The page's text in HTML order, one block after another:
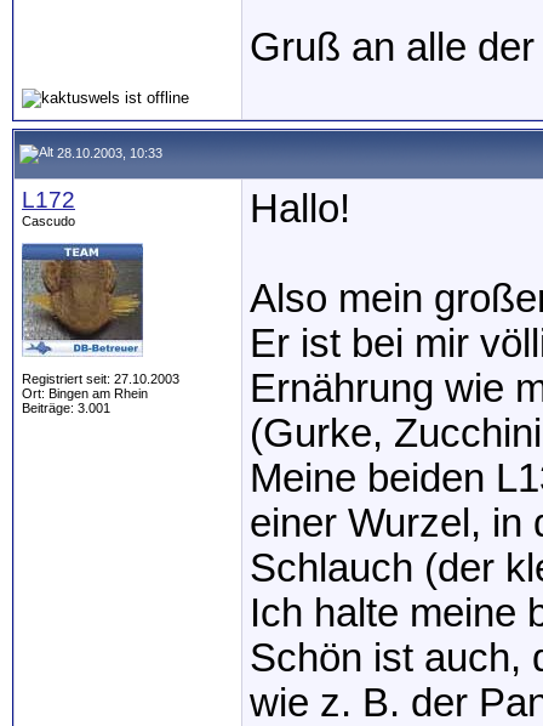
Gruß an alle
28.10.2003, 10:33
L172
Cascudo
Registriert seit: 27.10.2003
Ort: Bingen am Rhein
Beiträge: 3.001
Hallo!
Also mein
Er ist bei mir
Ernährung wie
(Gurke,
Meine beiden
einer Wurzel, in
Schlauch (der
Ich halte meine
Schön ist auch,
wie z. B. der